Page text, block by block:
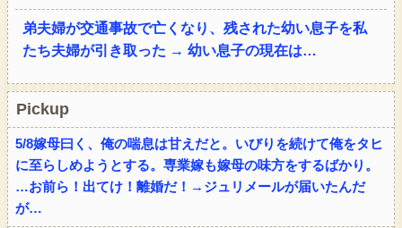
弟夫婦が交通事故で亡くなり、残された幼い息子を私
たち夫婦が引き取った → 幼い息子の現在は…
Pickup
5/8嫁母曰く、俺の喘息は甘えだと。いびりを続けて俺をタヒ
に至らしめようとする。専業嫁も嫁母の味方をするばかり。
…お前ら！出てけ！離婚だ！→ジュリメールが届いたんだ
が…